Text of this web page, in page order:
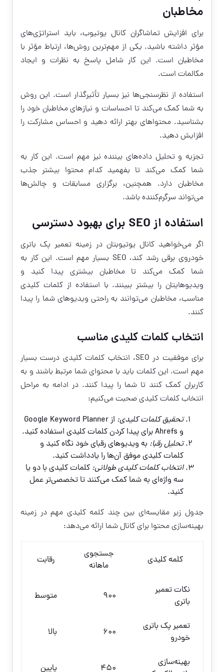
مخاطبان
برای افزایش تماشاگران کانال یوتیوب، باید استراتژی‌های
مؤثر داشته باشید. یکی از مهم‌ترین روش‌ها، ارتباط مؤثر با
مخاطبان است. این کار شامل پاسخ به نظرات و ایجاد
مکالمات است.
استفاده از نظرسنجی‌ها نیز بسیار تأثیرگذار است. این روش
به شما کمک می‌کند تا احساسات و نیازهای مخاطبان خود را
بشناسید. محتواهای بهتر ارائه دهید و احساس مشارکت را
افزایش دهید.
تجزیه و تحلیل داده‌های بیننده نیز مهم است. این کار به
شما کمک می‌کند تا بفهمید کدام محتوا بیشتر جذب
مخاطبان دارد. همچنین، برگزاری مسابقات و چالش‌ها
می‌تواند سرگرم‌کننده باشد.
استفاده از SEO برای بهبود دسترسی
اگر می‌خواهید کانال یوتیوبتان در زمینه تعمیر پک باتری
خودروی برقی رشد کند، SEO بسیار مهم است. این کار به
شما کمک می‌کند تا مخاطبان بیشتری پیدا کنید و
ویدیوهایتان را بیشتر ببینند. با استفاده از کلمات کلیدی
مناسب، مخاطبان می‌توانند به راحتی ویدیوهای شما را پیدا
کنند.
انتخاب کلمات کلیدی مناسب
برای موفقیت در SEO، انتخاب کلمات کلیدی درست بسیار
مهم است. این کلمات باید با محتوای شما مرتبط باشند و به
کاربران کمک کنند تا شما را پیدا کنند. در ادامه به مراحل
انتخاب کلمات کلیدی صحبت می‌کنیم:
تحقیق کلمات کلیدی:
از Google Keyword Planner
و Ahrefs برای پیدا کردن کلمات کلیدی استفاده کنید.
تحلیل رقبا: به ویدیوهای رقبای خود نگاه کنید و
کلمات کلیدی موفق آن‌ها را یادداشت کنید.
انتخاب کلمات کلیدی طولانی: کلمات کلیدی با دو یا
سه واژه‌ای به شما کمک می‌کنند تا تخصصی‌تر عمل
کنید.
جدول زیر مقایسه‌ای بین چند کلمه کلیدی مهم در زمینه
بهینه‌سازی محتوا برای کانال شما ارائه می‌دهد:
کلمه کلیدی
جستجوی
ماهانه
رقابت
نکات تعمیر
باتری
900 متوسط
تعمیر پک باتری
خودرو
600 بالا
بهینه‌سازی
450 پایین